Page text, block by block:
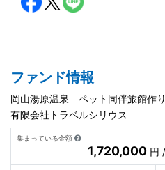
ファンド情報
岡山湯原温泉 ペット同伴旅館作
有限会社トラベルシリウス
集まっている金額
1,720,000円 /